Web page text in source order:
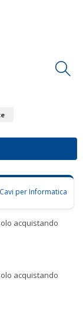
per Informatica
acquistando
acquistando